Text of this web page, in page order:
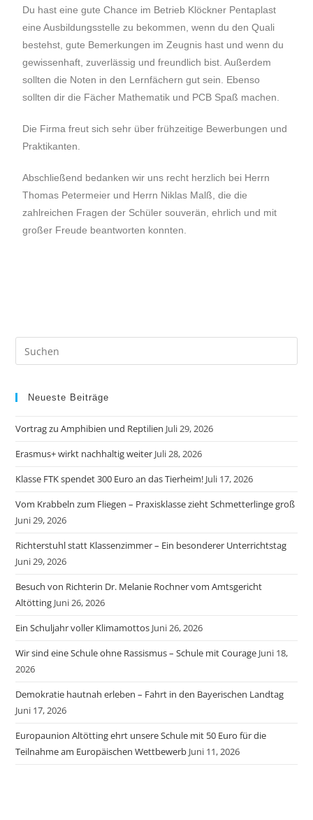
Du hast eine gute Chance im Betrieb Klöckner Pentaplast
eine Ausbildungsstelle zu bekommen, wenn du den Quali
bestehst, gute Bemerkungen im Zeugnis hast und wenn du
gewissenhaft, zuverlässig und freundlich bist. Außerdem
sollten die Noten in den Lernfächern gut sein. Ebenso
sollten dir die Fächer Mathematik und PCB Spaß machen.
Die Firma freut sich sehr über frühzeitige Bewerbungen und
Praktikanten.
Abschließend bedanken wir uns recht herzlich bei Herrn
Thomas Petermeier und Herrn Niklas Malß, die die
zahlreichen Fragen der Schüler souverän, ehrlich und mit
großer Freude beantworten konnten.
Neueste Beiträge
Vortrag zu Amphibien und Reptilien Juli 29, 2026
Erasmus+ wirkt nachhaltig weiter Juli 28, 2026
Klasse FTK spendet 300 Euro an das Tierheim! Juli 17, 2026
Vom Krabbeln zum Fliegen – Praxisklasse zieht Schmetterlinge groß
Juni 29, 2026
Richterstuhl statt Klassenzimmer – Ein besonderer Unterrichtstag
Juni 29, 2026
Besuch von Richterin Dr. Melanie Rochner vom Amtsgericht
Altötting Juni 26, 2026
Ein Schuljahr voller Klimamottos Juni 26, 2026
Wir sind eine Schule ohne Rassismus – Schule mit Courage Juni 18,
2026
Demokratie hautnah erleben – Fahrt in den Bayerischen Landtag
Juni 17, 2026
Europaunion Altötting ehrt unsere Schule mit 50 Euro für die
Teilnahme am Europäischen Wettbewerb Juni 11, 2026